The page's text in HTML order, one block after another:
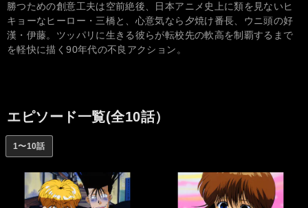
勝つための創意工夫は空前絶後、日本アニメ史上に類を見ないヒ
キョーなヒーロー・三橋と、心意気なら夕焼け番長、ウニ頭の好
漢・伊藤。ツッパリに生きる彼らが転校先の軟高を制覇するまで
を軽快に描く90年代の不良アクション。
エピソード一覧(全10話）
1〜10話